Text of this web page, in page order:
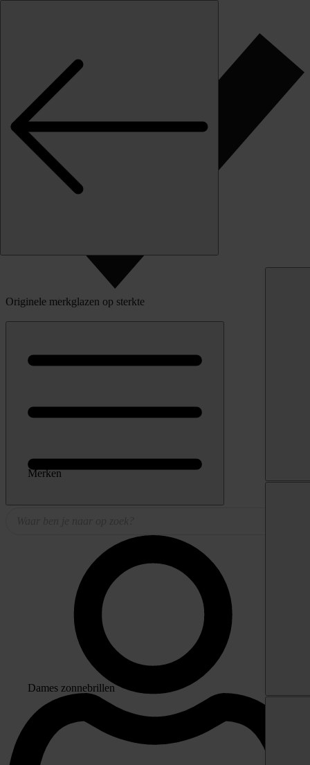
Klantbeoordeling
Originele merkglazen op sterkte
Merken
Dames zonnebrillen